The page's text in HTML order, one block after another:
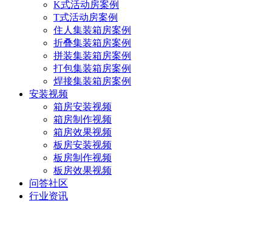
K式活动房案例
T式活动房案例
住人集装箱房案例
折叠集装箱房案例
拼装集装箱房案例
打包集装箱房案例
焊接集装箱房案例
安装视频
箱房安装视频
箱房制作视频
箱房效果视频
板房安装视频
板房制作视频
板房效果视频
问答社区
行业资讯